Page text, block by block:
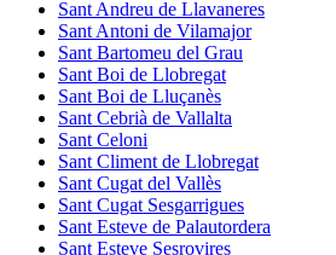
Sant Andreu de Llavaneres
Sant Antoni de Vilamajor
Sant Bartomeu del Grau
Sant Boi de Llobregat
Sant Boi de Lluçanès
Sant Cebrià de Vallalta
Sant Celoni
Sant Climent de Llobregat
Sant Cugat del Vallès
Sant Cugat Sesgarrigues
Sant Esteve de Palautordera
Sant Esteve Sesrovires